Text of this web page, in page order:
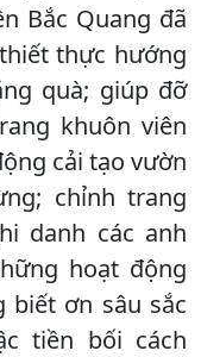
Bắc Quang đã
thực hướng
quà; giúp đỡ
khuôn viên
cải tạo vườn
chỉnh trang
danh các anh
hoạt động
biết ơn sâu sắc
tiền bối cách